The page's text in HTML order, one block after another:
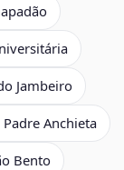
Jambeiro
Anchieta
Bento